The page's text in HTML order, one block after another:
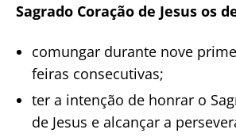
Sagrado Coração de Jesus os
comungar durante nove
feiras consecutivas;
ter a intenção de honrar o
de Jesus e alcançar a